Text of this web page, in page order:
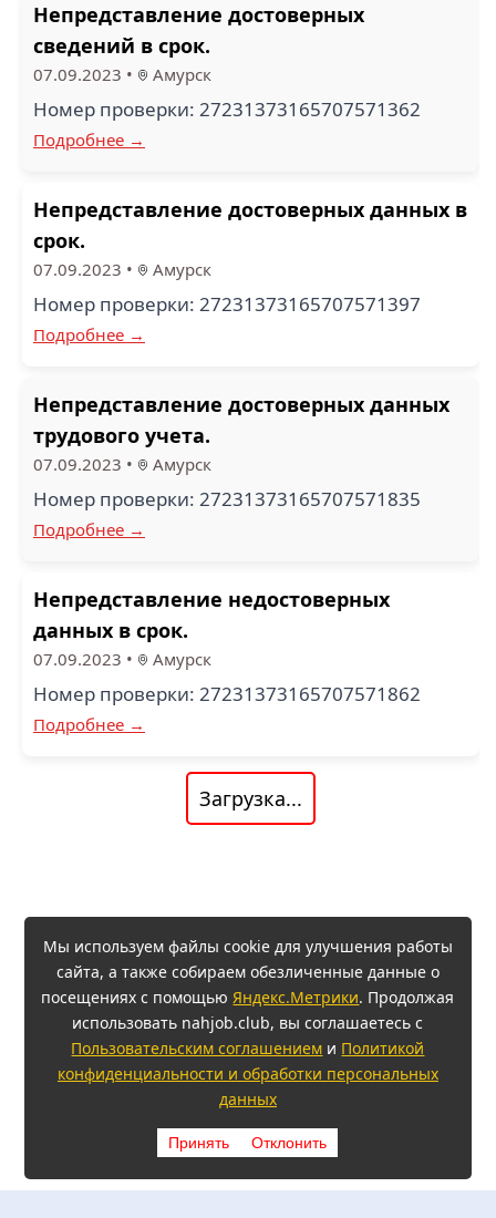
Непредставление достоверных
сведений в срок.
07.09.2023 • Амурск
Номер проверки: 27231373165707571362
Подробнее →
Непредставление достоверных данных в
срок.
07.09.2023 • Амурск
Номер проверки: 27231373165707571397
Подробнее →
Непредставление достоверных данных
трудового учета.
07.09.2023 • Амурск
Номер проверки: 27231373165707571835
Подробнее →
Непредставление недостоверных
данных в срок.
07.09.2023 • Амурск
Номер проверки: 27231373165707571862
Подробнее →
Загрузка...
Мы используем файлы cookie для улучшения работы
сайта, а также собираем обезличенные данные о
посещениях с помощьюЯндекс.Метрики. Продолжая
использовать nahjob.club, вы соглашаетесь с
Пользовательским соглашением и Политикой
конфиденциальности и обработки персональных
данных
Принять Отклонить